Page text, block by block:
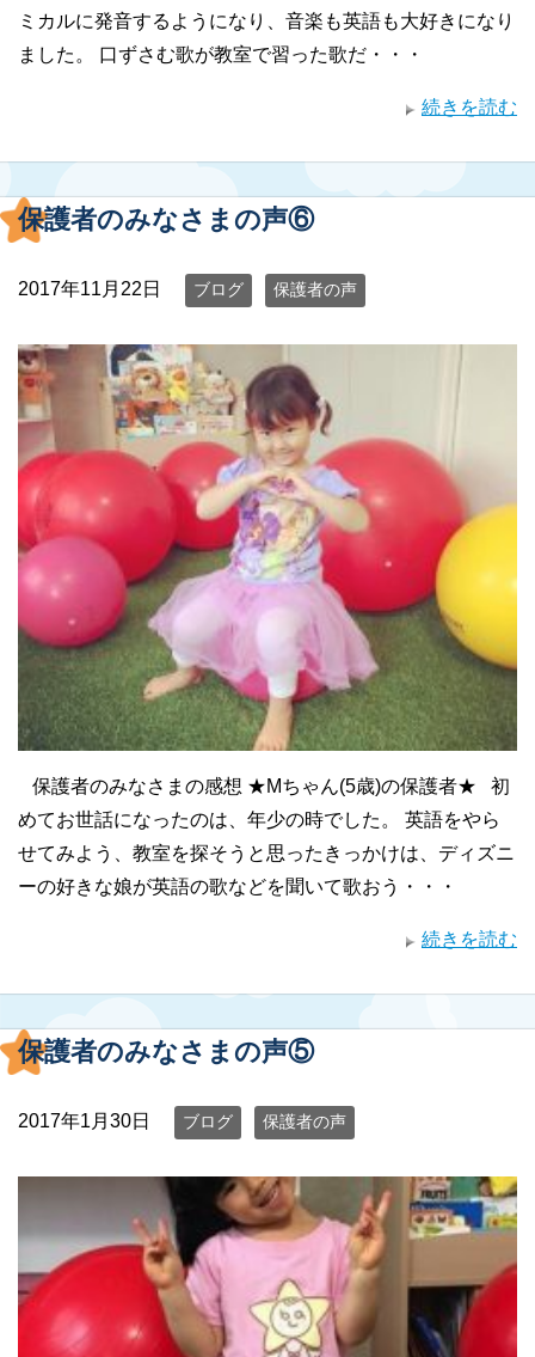
ミカルに発音するようになり、音楽も英語も大好きになり
ました。 口ずさむ歌が教室で習った歌だ・・・
続きを読む
保護者のみなさまの声⑥
2017年11月22日 ブログ 保護者の声
保護者のみなさまの感想 ★Mちゃん(5歳)の保護者★ 初
めてお世話になったのは、年少の時でした。 英語をやら
せてみよう、教室を探そうと思ったきっかけは、ディズニ
ーの好きな娘が英語の歌などを聞いて歌おう・・・
続きを読む
保護者のみなさまの声⑤
2017年1月30日 ブログ 保護者の声